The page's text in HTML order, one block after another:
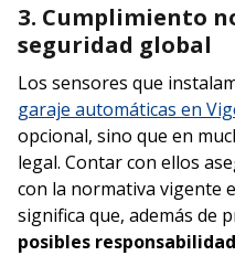
3. Cumplimiento
seguridad global
Los sensores que
garaje automáticas en
opcional, sino que en
legal. Contar con ellos
con la normativa vigente
significa que, además de
posibles